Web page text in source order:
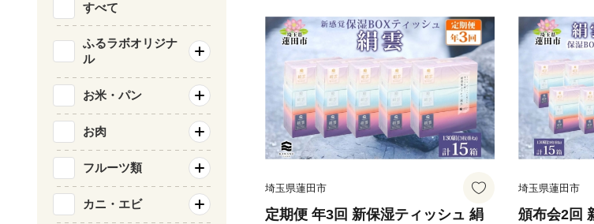
品 大容量 防災 花粉症 鼻炎 送料無
料 河野製紙 埼玉県 蓮田市
花粉症 鼻
埼玉県蓮田市
定期便 年3回 新保湿ティッシュ 絹
埼玉県蓮田市
頒布会2回
すべて
ふるラボオリジナ
ル
お米・パン
お肉
フルーツ類
カニ・エビ